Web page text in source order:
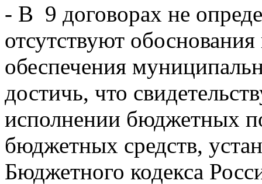
- В 9 договорах не
отсутствуют
обеспечения
достичь, что
исполнении бюджетных
бюджетных средств,
Бюджетного кодекса